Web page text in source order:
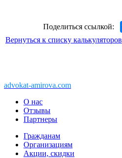
Поделиться ссылкой:
Вернуться к списку калькуляторов
advokat-amirova.com
О нас
Отзывы
Партнеры
Гражданам
Организациям
Акции, скидки